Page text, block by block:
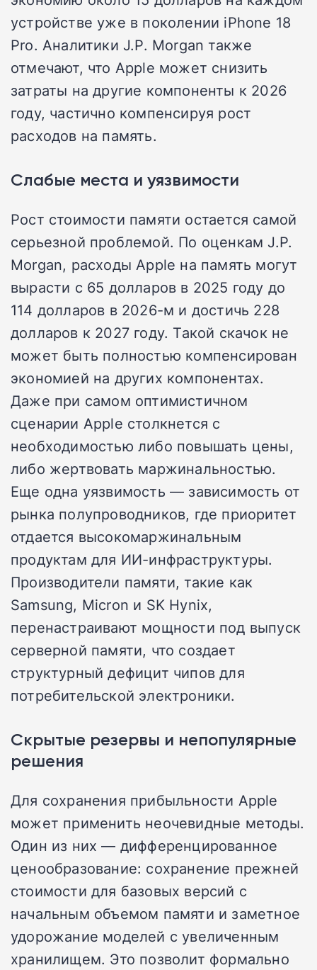
устройстве уже в поколении iPhone 18
Pro. Аналитики J.P. Morgan также
отмечают, что Apple может снизить
затраты на другие компоненты к 2026
году, частично компенсируя рост
расходов на память.
Слабые места и уязвимости
Рост стоимости памяти остается самой
серьезной проблемой. По оценкам J.P.
Morgan, расходы Apple на память могут
вырасти с 65 долларов в 2025 году до
114 долларов в 2026-м и достичь 228
долларов к 2027 году. Такой скачок не
может быть полностью компенсирован
экономией на других компонентах.
Даже при самом оптимистичном
сценарии Apple столкнется с
необходимостью либо повышать цены,
либо жертвовать маржинальностью.
Еще одна уязвимость — зависимость от
рынка полупроводников, где приоритет
отдается высокомаржинальным
продуктам для ИИ-инфраструктуры.
Производители памяти, такие как
Samsung, Micron и SK Hynix,
перенастраивают мощности под выпуск
серверной памяти, что создает
структурный дефицит чипов для
потребительской электроники.
Скрытые резервы и непопулярные
решения
Для сохранения прибыльности Apple
может применить неочевидные методы.
Один из них — дифференцированное
ценообразование: сохранение прежней
стоимости для базовых версий с
начальным объемом памяти и заметное
удорожание моделей с увеличенным
хранилищем. Это позволит формально